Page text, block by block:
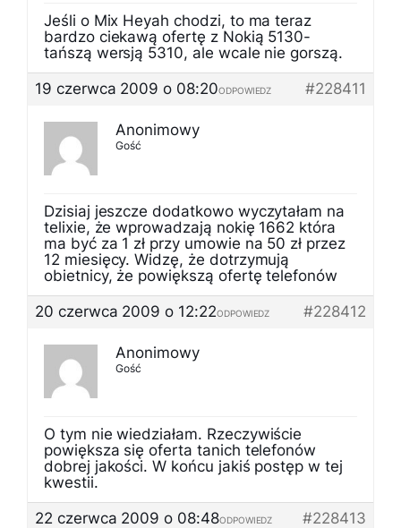
Jeśli o Mix Heyah chodzi, to ma teraz
bardzo ciekawą ofertę z Nokią 5130-
tańszą wersją 5310, ale wcale nie gorszą.
19 czerwca 2009 o 08:20
#228411
ODPOWIEDZ
Anonimowy
Gość
Dzisiaj jeszcze dodatkowo wyczytałam na
telixie, że wprowadzają nokię 1662 która
ma być za 1 zł przy umowie na 50 zł przez
12 miesięcy. Widzę, że dotrzymują
obietnicy, że powiększą ofertę telefonów
20 czerwca 2009 o 12:22
#228412
ODPOWIEDZ
Anonimowy
Gość
O tym nie wiedziałam. Rzeczywiście
powiększa się oferta tanich telefonów
dobrej jakości. W końcu jakiś postęp w tej
kwestii.
22 czerwca 2009 o 08:48
#228413
ODPOWIEDZ